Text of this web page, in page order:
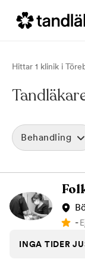
Hittar 1 klinik i
Behandling
-
INGA TIDER